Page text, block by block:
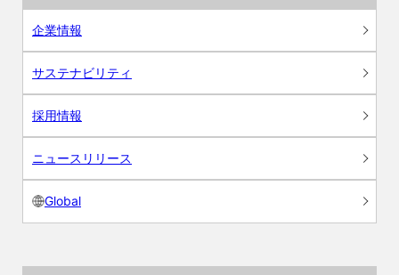
企業情報
サステナビリティ
採用情報
ニュースリリース
Global